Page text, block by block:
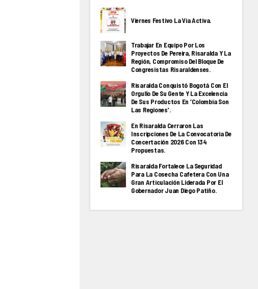
Viernes Festivo La Via Activa.
Trabajar En Equipo Por Los
Proyectos De Pereira, Risaralda Y La
Región, Compromiso Del Bloque De
Congresistas Risaraldenses.
Risaralda Conquistó Bogotá Con El
Orgullo De Su Gente Y La Excelencia
De Sus Productos En ‘Colombia Son
Las Regiones’.
En Risaralda Cerraron Las
Inscripciones De La Convocatoria De
Concertación 2026 Con 134
Propuestas.
Risaralda Fortalece La Seguridad
Para La Cosecha Cafetera Con Una
Gran Articulación Liderada Por El
Gobernador Juan Diego Patiño.